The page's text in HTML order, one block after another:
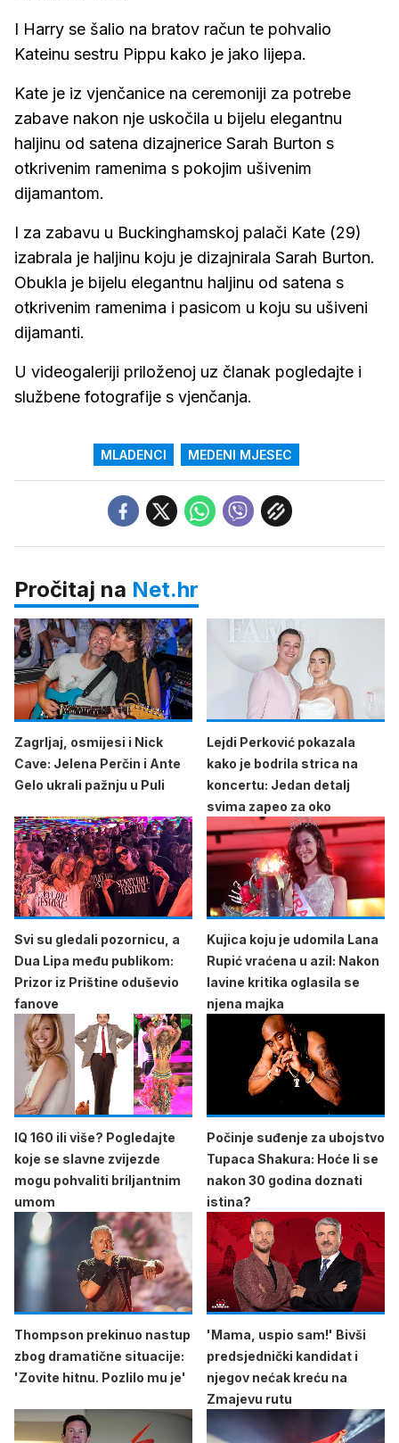
I Harry se šalio na bratov račun te pohvalio
Kateinu sestru Pippu kako je jako lijepa.
Kate je iz vjenčanice na ceremoniji za potrebe
zabave nakon nje uskočila u bijelu elegantnu
haljinu od satena dizajnerice Sarah Burton s
otkrivenim ramenima s pokojim ušivenim
dijamantom.
I za zabavu u Buckinghamskoj palači Kate (29)
izabrala je haljinu koju je dizajnirala Sarah Burton.
Obukla je bijelu elegantnu haljinu od satena s
otkrivenim ramenima i pasicom u koju su ušiveni
dijamanti.
U videogaleriji priloženoj uz članak pogledajte i
službene fotografije s vjenčanja.
MLADENCI MEDENI MJESEC
Pročitaj na Net.hr
Zagrljaj, osmijesi i Nick
Cave: Jelena Perčin i Ante
Gelo ukrali pažnju u Puli
Lejdi Perković pokazala
kako je bodrila strica na
koncertu: Jedan detalj
svima zapeo za oko
Svi su gledali pozornicu, a
Dua Lipa među publikom:
Prizor iz Prištine oduševio
fanove
Kujica koju je udomila Lana
Rupić vraćena u azil: Nakon
lavine kritika oglasila se
njena majka
IQ 160 ili više? Pogledajte
koje se slavne zvijezde
mogu pohvaliti briljantnim
umom
Počinje suđenje za ubojstvo
Tupaca Shakura: Hoće li se
nakon 30 godina doznati
istina?
Thompson prekinuo nastup
zbog dramatične situacije:
'Zovite hitnu. Pozlilo mu je'
'Mama, uspio sam!' Bivši
predsjednički kandidat i
njegov nećak kreću na
Zmajevu rutu